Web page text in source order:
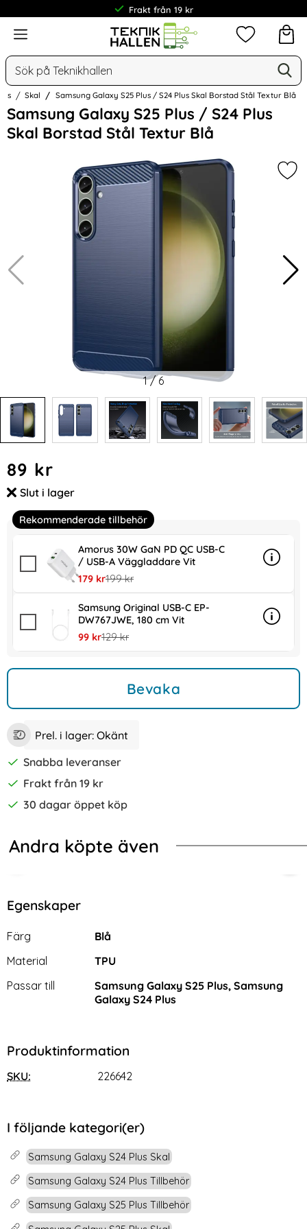
Frakt från 19 kr
Meny
Sök
Mina
Skal Samsung Galaxy S25 Plus / S24 Plus Skal Borstad Stål Textur Blå
Samsung Galaxy S25 Plus / S24 Plus
Skal Borstad Stål Textur Blå
Hoppa
över
Bilder
1/6
pris
89 kr
Tillgänglighet:
Slut i lager
Rekommenderade tillbehör
Amorus 30W GaN PD QC USB-C
/ USB-A Väggladdare Vit
rea pris
179 krtidigare pris
199 kr
Info
mer
Samsung Original USB-C EP-
DW767JWE, 180 cm Vit
rea pris
99 krtidigare pris
129 kr
Info
mer
Bevaka
Prel. i lager: Okänt
Snabba leveranser
Frakt från 19 kr
30 dagar öppet köp
Andra köpte även
Hybrid Skal Transparent
Galaxy S24 Plus Skal Litchi Textur Svart
Skärmskydd Härdat Glas
Tillgänglighet:
Egenskaper
Egenskaper/attribut för denna produkt
Attribut
Färg
Blå
Material
TPU
Passar till
Samsung Galaxy S25 Plus, Samsung
Galaxy S24 Plus
Produktinformation
SKU: 226642
I följande kategori(er)
Samsung Galaxy S24 Plus Skal
Samsung Galaxy S24 Plus Tillbehör
Samsung Galaxy S25 Plus Tillbehör